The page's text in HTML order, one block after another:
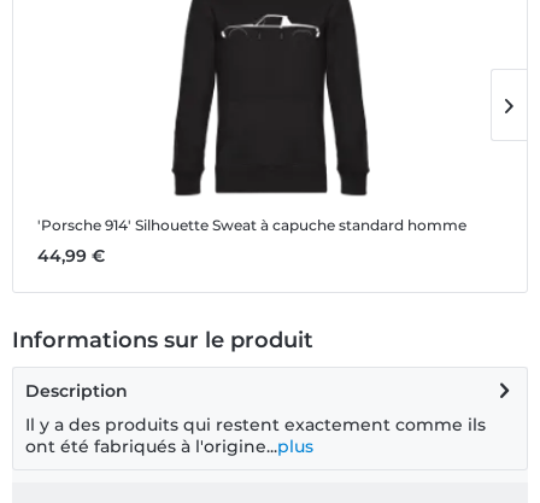
'Porsche 914' Silhouette Sweat à capuche standard homme
44,99 €
Informations sur le produit
Description
Il y a des produits qui restent exactement comme ils
ont été fabriqués à l'origine...plus